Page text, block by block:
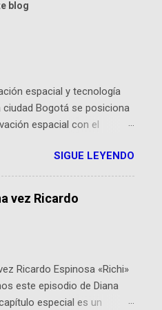
blog
espacial y tecnología
Bogotá se posiciona
espacial con el
tecnologías de la
soluciones prácticas para
organizado por el
y la Universidad de los
el presidente de Airbus
aeroespacial para inspirar
ActInSpace es una
en más de 60
tienen 24 horas para
SIGUE LEYENDO
vez Ricardo
Ricardo Espinosa «Richi»
este episodio de Diana
especial es un